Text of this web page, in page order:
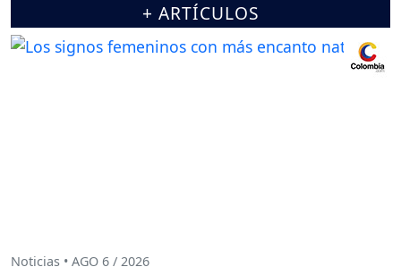
+ ARTÍCULOS
Noticias • AGO 6 / 2026